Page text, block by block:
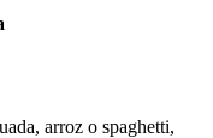
arroz o spaghetti,